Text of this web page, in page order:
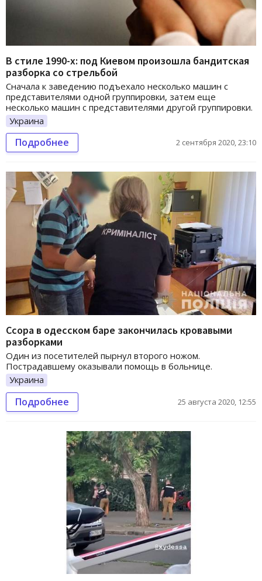
В стиле 1990-х: под Киевом произошла бандитская
разборка со стрельбой
Сначала к заведению подъехало несколько машин с
представителями одной группировки, затем еще
несколько машин с представителями другой группировки.
Украина
Подробнее 2 сентября 2020, 23:10
Ссора в одесском баре закончилась кровавыми
разборками
Один из посетителей пырнул второго ножом.
Пострадавшему оказывали помощь в больнице.
Украина
Подробнее 25 августа 2020, 12:55